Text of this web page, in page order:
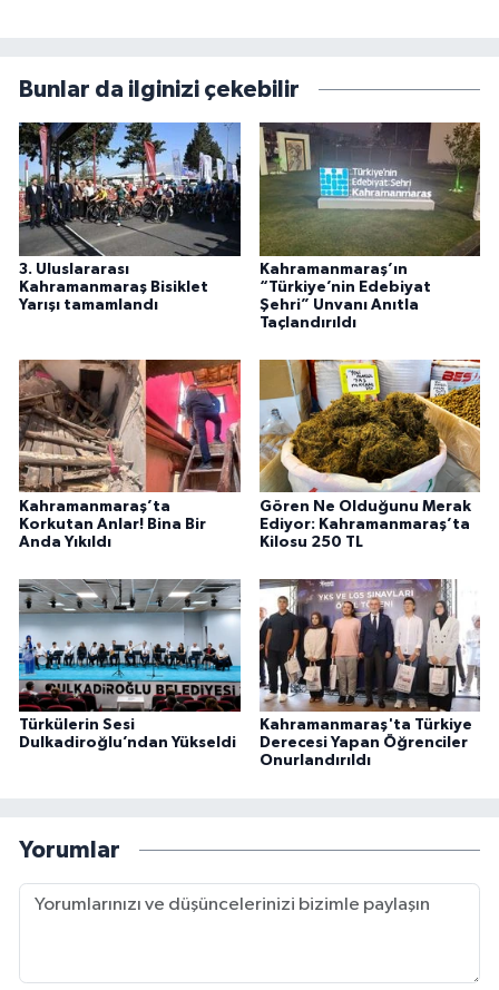
Bunlar da ilginizi çekebilir
3. Uluslararası
Kahramanmaraş Bisiklet
Yarışı tamamlandı
Kahramanmaraş’ın
“Türkiye’nin Edebiyat
Şehri” Unvanı Anıtla
Taçlandırıldı
Kahramanmaraş’ta
Korkutan Anlar! Bina Bir
Anda Yıkıldı
Gören Ne Olduğunu Merak
Ediyor: Kahramanmaraş’ta
Kilosu 250 TL
Türkülerin Sesi
Dulkadiroğlu’ndan Yükseldi
Kahramanmaraş'ta Türkiye
Derecesi Yapan Öğrenciler
Onurlandırıldı
Yorumlar